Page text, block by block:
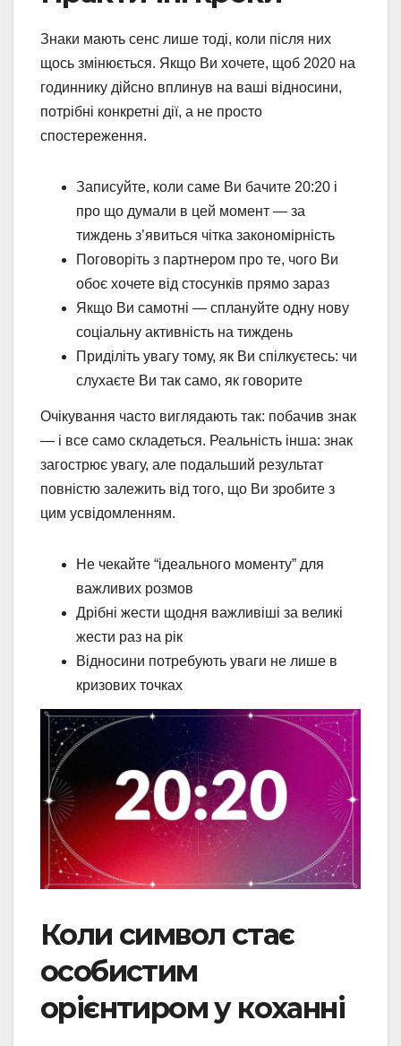
Знаки мають сенс лише тоді, коли після них
щось змінюється. Якщо Ви хочете, щоб 2020 на
годиннику дійсно вплинув на ваші відносини,
потрібні конкретні дії, а не просто
спостереження.
Записуйте, коли саме Ви бачите 20:20 і
про що думали в цей момент — за
тиждень з’явиться чітка закономірність
Поговоріть з партнером про те, чого Ви
обоє хочете від стосунків прямо зараз
Якщо Ви самотні — сплануйте одну нову
соціальну активність на тиждень
Приділіть увагу тому, як Ви спілкуєтесь: чи
слухаєте Ви так само, як говорите
Очікування часто виглядають так: побачив знак
— і все само складеться. Реальність інша: знак
загострює увагу, але подальший результат
повністю залежить від того, що Ви зробите з
цим усвідомленням.
Не чекайте “ідеального моменту” для
важливих розмов
Дрібні жести щодня важливіші за великі
жести раз на рік
Відносини потребують уваги не лише в
кризових точках
Коли символ стає
особистим
орієнтиром у коханні